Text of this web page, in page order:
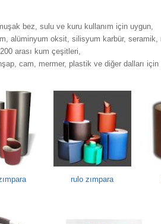
bez, sulu ve kuru kullanım için uygun,
alüminyum oksit, silisyum karbür,
arası kum çeşitleri,
cam, mermer, plastik ve diğer dalları
rulo zımpara